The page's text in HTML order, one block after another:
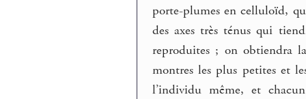
porte-plumes en celluloïd,
des axes très ténus qui
reproduites ; on obtiendra
montres les plus petites et
l’individu même, et